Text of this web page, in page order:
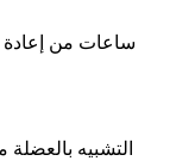
5 ساعات من إعادة القراءة
التشبيه